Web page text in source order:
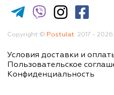
Copyright © Postulat. 2017 -
Условия доставки и
Пользовательское
Конфиденциальность